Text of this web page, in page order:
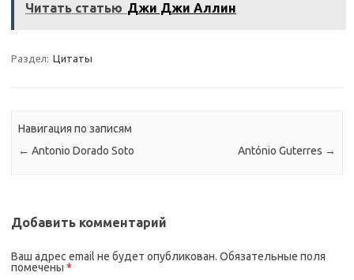
Читать статью Джи Джи Аллин
Раздел: Цитаты
Навигация по записям
← Antonio Dorado Soto António Guterres →
Добавить комментарий
Ваш адрес email не будет опубликован. Обязательные поля
помечены *